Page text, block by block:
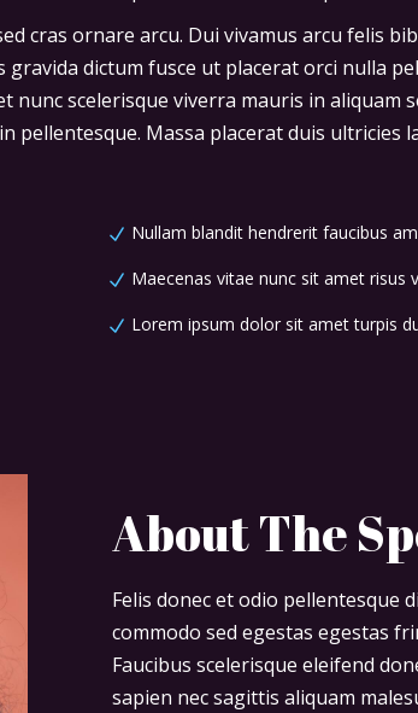
cras ornare arcu. Dui vivamus arcu felis
dictum fusce ut placerat orci nulla
nunc scelerisque viverra mauris in aliquam
pellentesque. Massa placerat duis ultricies
Nullam blandit hendrerit faucibus
Maecenas vitae nunc sit amet risus
Lorem ipsum dolor sit amet turpis
About The
Felis donec et odio pellentesque
commodo sed egestas egestas
Faucibus scelerisque eleifend
sapien nec sagittis aliquam